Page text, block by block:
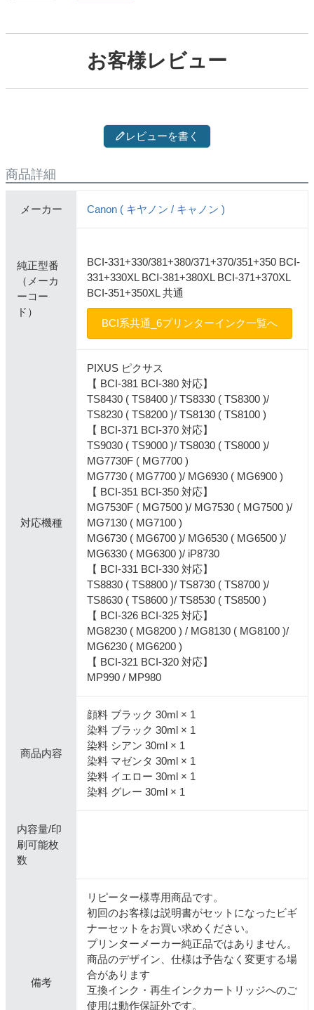
お客様レビュー
レビューを書く
商品詳細
メーカー Canon ( キヤノン / キャノン )
純正型番
（メーカ
ーコー
ド）
BCI-331+330/381+380/371+370/351+350 BCI-
331+330XL BCI-381+380XL BCI-371+370XL
BCI-351+350XL 共通
BCI系共通_6プリンターインク一覧へ
対応機種
PIXUS ピクサス
【 BCI-381 BCI-380 対応】
TS8430 ( TS8400 )/ TS8330 ( TS8300 )/
TS8230 ( TS8200 )/ TS8130 ( TS8100 )
【 BCI-371 BCI-370 対応】
TS9030 ( TS9000 )/ TS8030 ( TS8000 )/
MG7730F ( MG7700 )
MG7730 ( MG7700 )/ MG6930 ( MG6900 )
【 BCI-351 BCI-350 対応】
MG7530F ( MG7500 )/ MG7530 ( MG7500 )/
MG7130 ( MG7100 )
MG6730 ( MG6700 )/ MG6530 ( MG6500 )/
MG6330 ( MG6300 )/ iP8730
【 BCI-331 BCI-330 対応】
TS8830 ( TS8800 )/ TS8730 ( TS8700 )/
TS8630 ( TS8600 )/ TS8530 ( TS8500 )
【 BCI-326 BCI-325 対応】
MG8230 ( MG8200 ) / MG8130 ( MG8100 )/
MG6230 ( MG6200 )
【 BCI-321 BCI-320 対応】
MP990 / MP980
商品内容
顔料 ブラック 30ml × 1
染料 ブラック 30ml × 1
染料 シアン 30ml × 1
染料 マゼンタ 30ml × 1
染料 イエロー 30ml × 1
染料 グレー 30ml × 1
内容量/印
刷可能枚
数
備考
リピーター様専用商品です。
初回のお客様は説明書がセットになったビギ
ナーセットをお買い求めください。
プリンターメーカー純正品ではありません。
商品のデザイン、仕様は予告なく変更する場
合があります
互換インク・再生インクカートリッジへのご
使用は動作保証外です。